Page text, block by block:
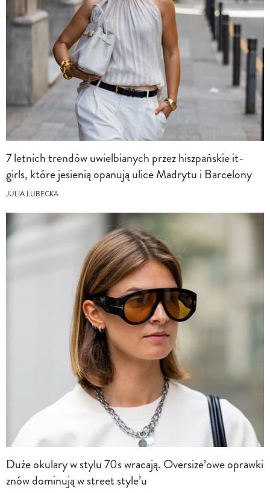
7 letnich trendów uwielbianych przez hiszpańskie it-
girls, które jesienią opanują ulice Madrytu i Barcelony
JULIA LUBECKA
Duże okulary w stylu 70s wracają. Oversize’owe oprawki
znów dominują w street style’u